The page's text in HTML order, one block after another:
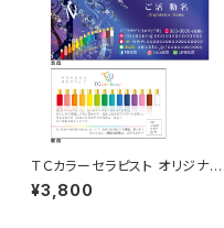
ＴＣカラーセラピスト オリジナル
名刺 50枚
¥3,800